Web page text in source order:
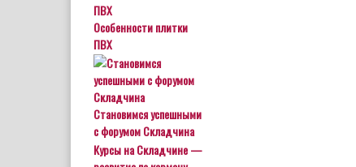
Особенности плитки
ПВХ
Становимся успешными
с форумом Складчина
Курсы на Складчине —